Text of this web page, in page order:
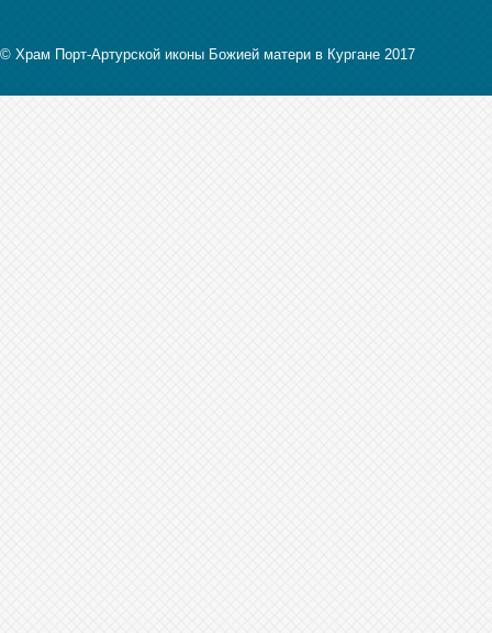
© Храм Порт-Артурской иконы Божией матери в Кургане 2017